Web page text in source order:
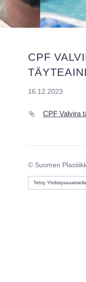
CPF
16.12.2023
CPF Valvira
© Suomen
Tehty Yhdistysavaimella